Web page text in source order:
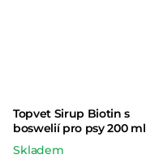
Topvet Sirup Biotin s
boswelií pro psy 200 ml
Skladem